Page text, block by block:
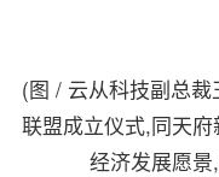
(图 / 云从科技副总
联盟成立仪式,同天
经济发展愿